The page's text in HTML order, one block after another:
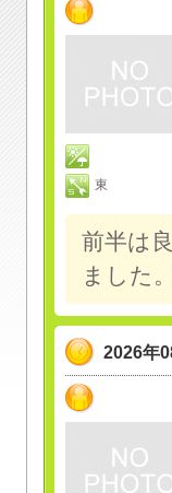
東
前半は
ました。
2026年